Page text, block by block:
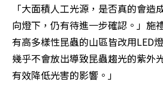
「大面積人工光源，是否真的會造
向燈下，仍有待進一步確認。」施
有高多樣性昆蟲的山區皆改用LED
幾乎不會放出導致昆蟲趨光的紫外
有效降低光害的影響。」